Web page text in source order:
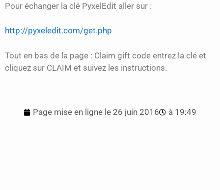
Pour échanger la clé PyxelEdit aller sur :
http://pyxeledit.com/get.php
Tout en bas de la page : Claim gift code entrez la clé et
cliquez sur CLAIM et suivez les instructions.
Page mise en ligne le 26 juin 2016 à 19:49